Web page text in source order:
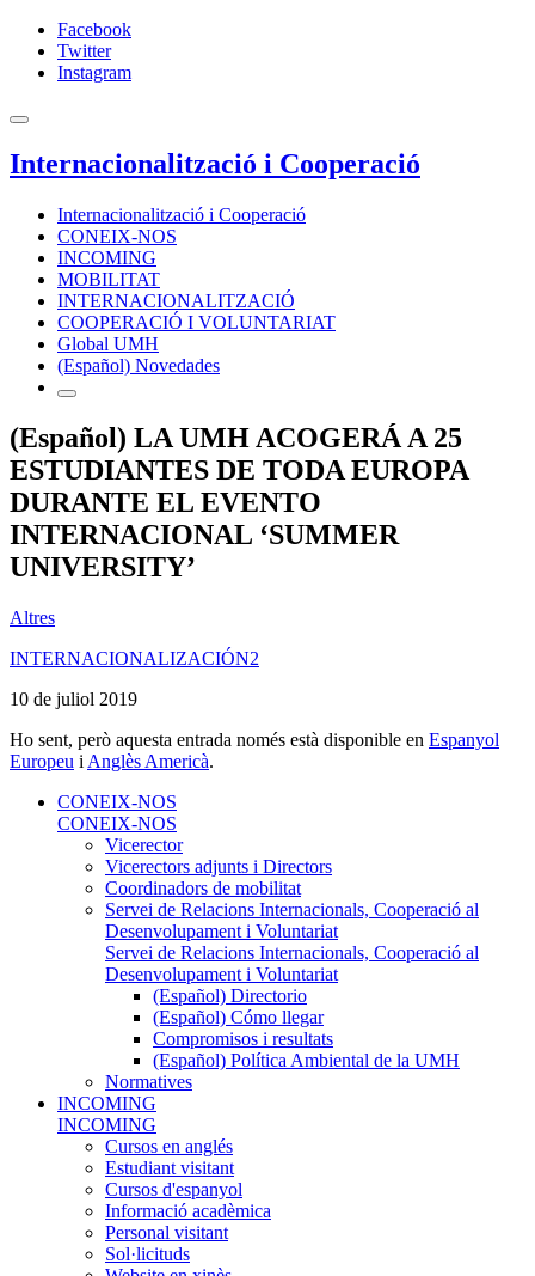
Facebook
Twitter
Instagram
Internacionalització i Cooperació
Internacionalització i Cooperació
CONEIX-NOS
INCOMING
MOBILITAT
INTERNACIONALITZACIÓ
COOPERACIÓ I VOLUNTARIAT
Global UMH
(Español) Novedades
(Español) LA UMH ACOGERÁ A 25
ESTUDIANTES DE TODA EUROPA
DURANTE EL EVENTO
INTERNACIONAL ‘SUMMER
UNIVERSITY’
Altres
INTERNACIONALIZACIÓN2
10 de juliol 2019
Ho sent, però aquesta entrada només està disponible en Espanyol
Europeu i Anglès Americà.
CONEIX-NOS
CONEIX-NOS
Vicerector
Vicerectors adjunts i Directors
Coordinadors de mobilitat
Servei de Relacions Internacionals, Cooperació al
Desenvolupament i Voluntariat
Servei de Relacions Internacionals, Cooperació al
Desenvolupament i Voluntariat
(Español) Directorio
(Español) Cómo llegar
Compromisos i resultats
(Español) Política Ambiental de la UMH
Normatives
INCOMING
INCOMING
Cursos en anglés
Estudiant visitant
Cursos d'espanyol
Informació acadèmica
Personal visitant
Sol·licituds